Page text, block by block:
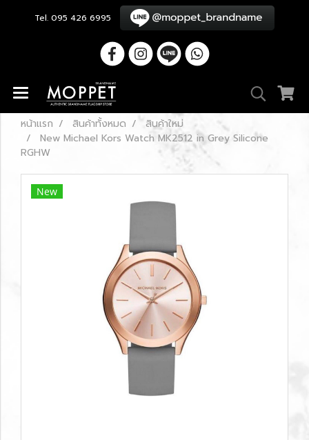
Tel. 095 426 6995
หน้าแรก สินค้าทั้งหมด
สินค้าใหม่
New Michael Kors Watch MK2512 in Grey Silicone
RGHW
New